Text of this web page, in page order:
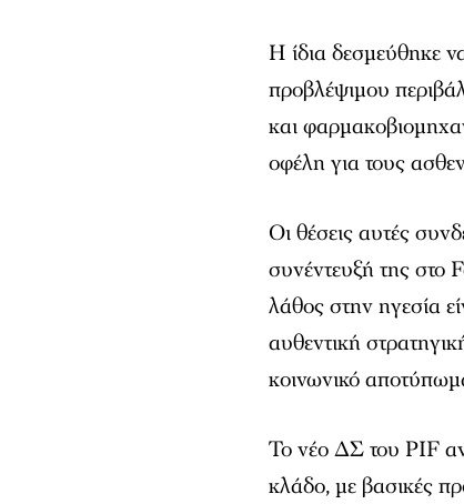
Η ίδια δεσμεύθηκε
προβλέψιμου
και
οφέλη για τους
Οι θέσεις αυτές
συνέντευξή της στο
λάθος στην ηγεσία
αυθεντική
κοινωνικό
Το νέο ΔΣ του PIF
κλάδο, με βασικές